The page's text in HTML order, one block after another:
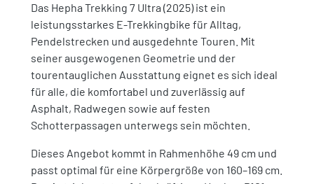
Das Hepha Trekking 7 Ultra (2025) ist ein
leistungsstarkes E-Trekkingbike für Alltag,
Pendelstrecken und ausgedehnte Touren. Mit
seiner ausgewogenen Geometrie und der
tourentauglichen Ausstattung eignet es sich ideal
für alle, die komfortabel und zuverlässig auf
Asphalt, Radwegen sowie auf festen
Schotterpassagen unterwegs sein möchten.
Dieses Angebot kommt in Rahmenhöhe 49 cm und
passt optimal für eine Körpergröße von 160–169 cm.